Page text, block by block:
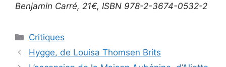
Benjamin Carré, 21€, ISBN 978-2-3674-0532-2
Critiques
Hygge, de Louisa Thomsen Brits